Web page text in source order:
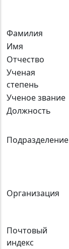
Фамилия
Имя
Отчество
Ученая
степень
Ученое звание
Должность
Подразделение
Организация
Почтовый
индекс